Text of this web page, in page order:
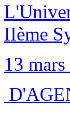
IIème
13